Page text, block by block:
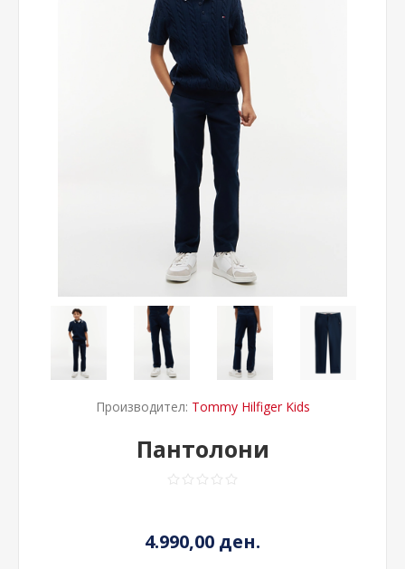
Производител: Tommy Hilfiger Kids
Пантолони
4.990,00 ден.